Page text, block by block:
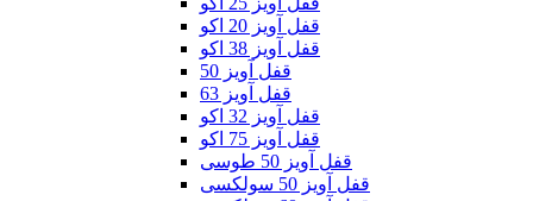
قفل آویز 20 اکو
قفل آویز 38 اکو
قفل آویز 50
قفل آویز 63
قفل آویز 32 اکو
قفل آویز 75 اکو
قفل آویز 50 طوسی
قفل آویز 50 سولکسی